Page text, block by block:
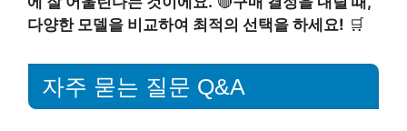
다양한 모델을 비교하여 최적의 선택을 하세요! 🛒
자주 묻는 질문 Q&A